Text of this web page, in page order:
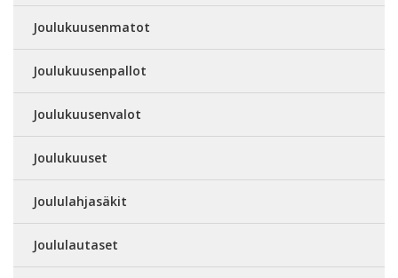
Joulukuusenmatot
Joulukuusenpallot
Joulukuusenvalot
Joulukuuset
Joululahjasäkit
Joululautaset